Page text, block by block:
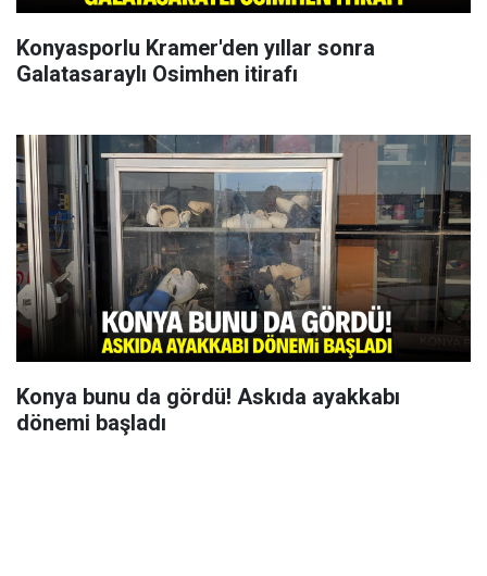
Konyasporlu Kramer'den yıllar sonra
Galatasaraylı Osimhen itirafı
Konya bunu da gördü! Askıda ayakkabı
dönemi başladı